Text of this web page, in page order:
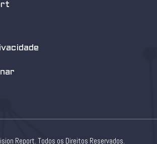
Report. Todos os Direitos Reservados.